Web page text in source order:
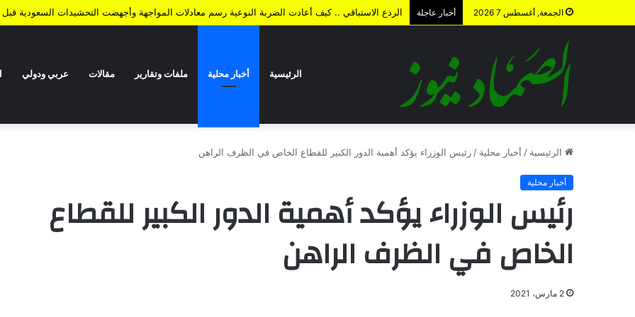
الجمعة, أغسطس 7 2026 أخبار عاجلة الردع الاستباقي .. كيف أعادت الضربة النوعية رسم معادلات المواجهة وأجهضت التحشيدات السعودية قبل
الرئيسية أخبار محلية ملفات وتقارير مقالات عربي ودولي
الرئيسية / أخبار محلية / رئيس الوزراء يؤكد أهمية الدور الكبير للقطاع الخاص في الظرف الراهن
أخبار محلية
رئيس الوزراء يؤكد أهمية الدور الكبير للقطاع
الخاص في الظرف الراهن
2 مارس، 2021